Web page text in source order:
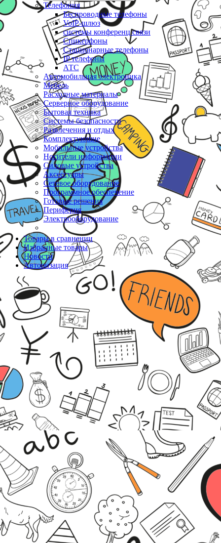
Телефония
Беспроводные телефоны
VoIP-шлюз
системы конференц связи
Спикерфоны
Стационарные телефоны
IP телефоны
АТС
Автомобильная электроника
Мебель
Расходные материалы
Серверное оборудование
Бытовая техника
Системы безопасности
Развлечения и отдых
Комплектующие
Мобильные устройства
Носители информации
Силовые устройства
Аксессуары
Сетевое оборудование
Программное обеспечение
Готовые решения
Периферия
Электрооборудование
Товары в сравнении
Избранные товары
Новости
Авторизация